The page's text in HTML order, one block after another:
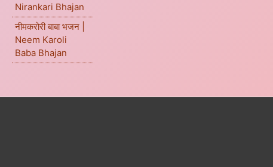
Nirankari Bhajan
नीमकरोरी बाबा भजन |
Neem Karoli
Baba Bhajan